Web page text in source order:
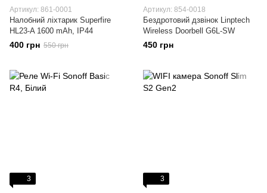
Артикул: 861-0001
Налобний ліхтарик Superfire
HL23-A 1600 mAh, IP44
400 грн 550 грн
Артикул: 854-0018
Бездротовий дзвінок Linptech
Wireless Doorbell G6L-SW
450 грн
3 3